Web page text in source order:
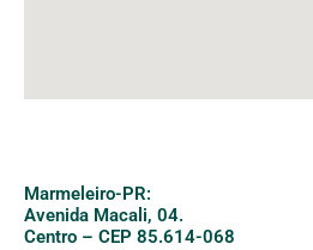
Marmeleiro-PR:
Avenida Macali, 04.
Centro – CEP 85.614-068